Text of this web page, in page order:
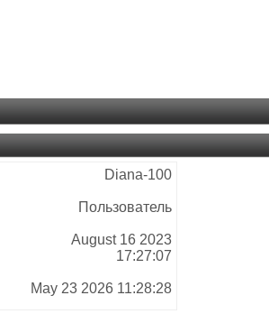
Diana-100
Пользователь
August 16 2023
17:27:07
May 23 2026 11:28:28